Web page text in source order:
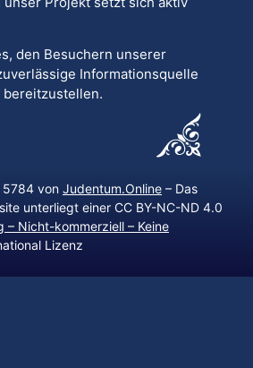
den Besuchern unserer
Informationsquelle
bereitzustellen.
5784 von Judentum.Online – Das
unterliegt einer CC BY-NC-ND 4.0
– Nicht-kommerziell – Keine
Lizenz